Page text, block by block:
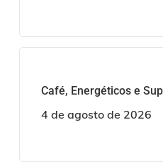
Café, Energéticos e
4 de agosto de 2026